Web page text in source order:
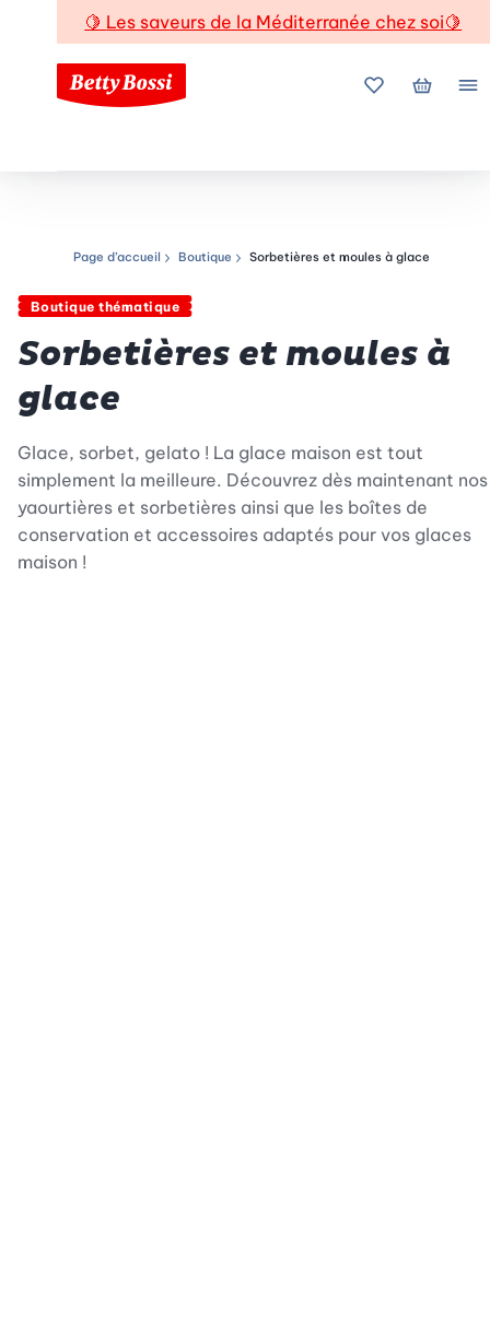
🍋 Les saveurs de la Méditerranée chez soi🍋
Mes favoris
Mon
Chemin de navigation
Page d’accueil Boutique Sorbetières et moules à glace
Boutique thématique
Sorbetières et moules à
glace
Glace, sorbet, gelato ! La glace maison est tout
simplement la meilleure. Découvrez dès maintenant nos
yaourtières et sorbetières ainsi que les boîtes de
conservation et accessoires adaptés pour vos glaces
maison !